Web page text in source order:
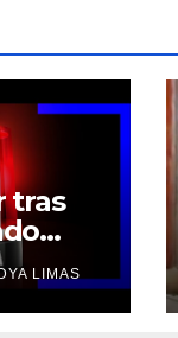
tras
LIMAS